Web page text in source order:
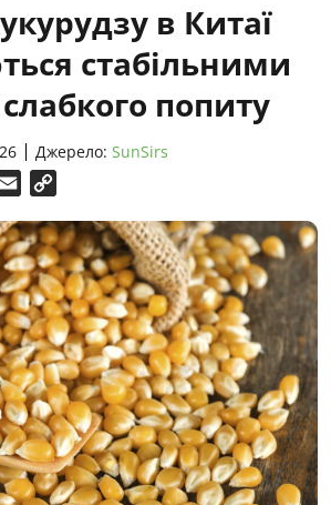
в Китаї
стабільними
попиту
Джерело: SunSirs
Email